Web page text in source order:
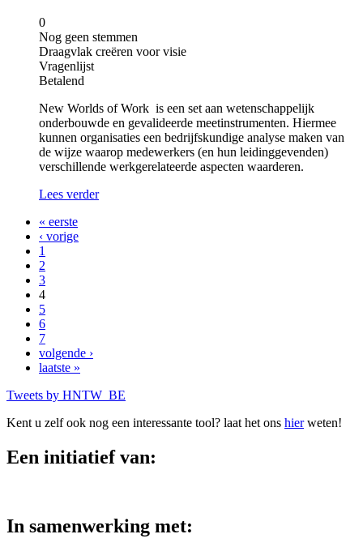
0
Nog geen stemmen
Draagvlak creëren voor visie
Vragenlijst
Betalend
New Worlds of Work is een set aan wetenschappelijk
onderbouwde en gevalideerde meetinstrumenten. Hiermee
kunnen organisaties een bedrijfskundige analyse maken van
de wijze waarop medewerkers (en hun leidinggevenden)
verschillende werkgerelateerde aspecten waarderen.
Lees verder
Pagina's
« eerste
‹ vorige
1
2
3
4
5
6
7
volgende ›
laatste »
Tweets by HNTW_BE
Kent u zelf ook nog een interessante tool? laat het ons hierweten!
Een initiatief van:
In samenwerking met: